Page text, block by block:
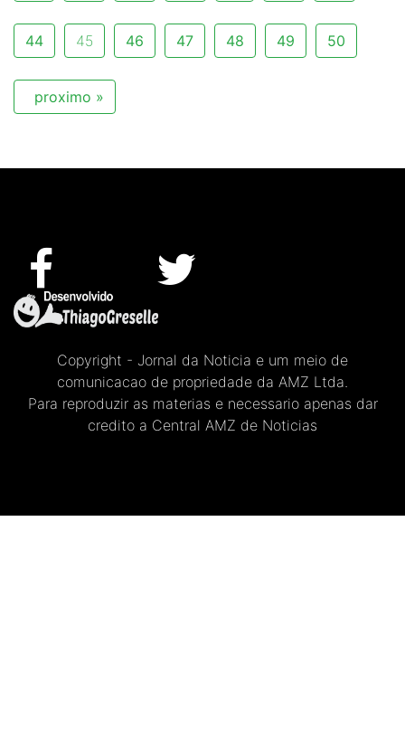
44 45 46 47 48 49 50
proximo »
Copyright - Jornal da Noticia e um meio de
comunicacao de propriedade da AMZ Ltda.
Para reproduzir as materias e necessario apenas dar
credito a Central AMZ de Noticias